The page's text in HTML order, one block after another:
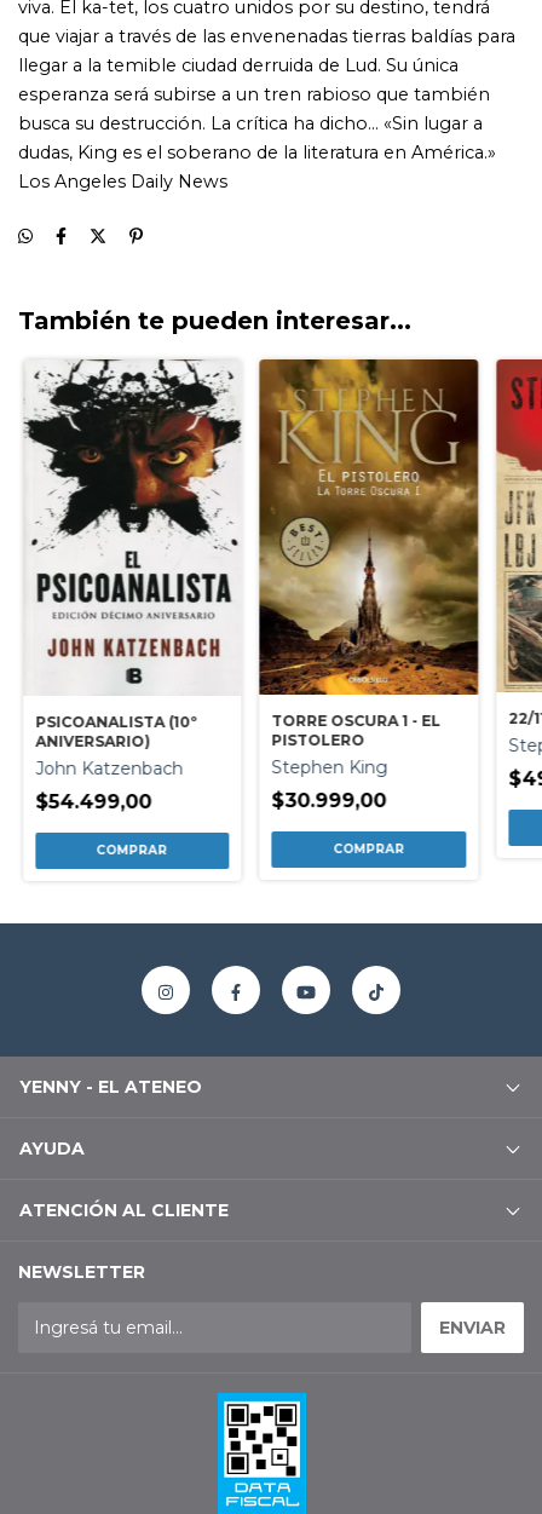
También te pueden interesar...
PSICOANALISTA (10º
ANIVERSARIO)
John Katzenbach
$54.499,00
TORRE OSCURA 1 - EL
PISTOLERO
Stephen King
$30.999,00
22/
YENNY - EL ATENEO
AYUDA
ATENCIÓN AL CLIENTE
NEWSLETTER